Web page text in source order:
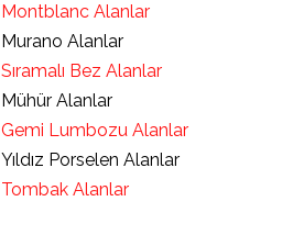
Montblanc Alanlar
Murano Alanlar
Sıramalı Bez Alanlar
Mühür Alanlar
Gemi Lumbozu Alanlar
Yıldız Porselen Alanlar
Tombak Alanlar